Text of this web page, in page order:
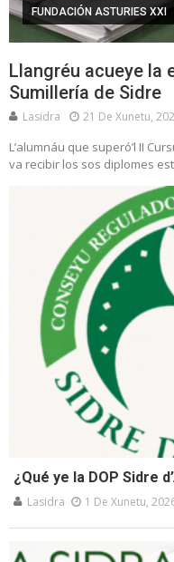
FUNDACIÓN ASTURIES XXI
Llangréu acueye la
Sumillería de Sidre
Lasidra 21 De Xunetu,
L’alumnáu que superó’l II
va recibir los sos diplomes
¿Qué ye la DOP Sidre
Lasidra 1 De Xunetu,